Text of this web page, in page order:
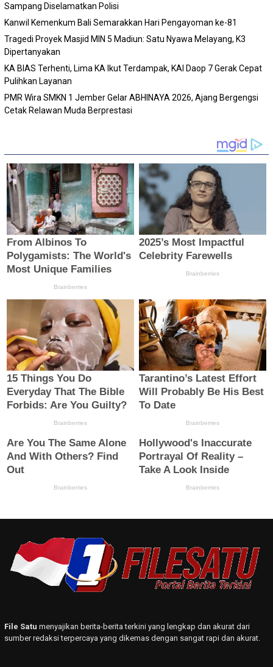
Sampang Diselamatkan Polisi
Kanwil Kemenkum Bali Semarakkan Hari Pengayoman ke-81
Tragedi Proyek Masjid MIN 5 Madiun: Satu Nyawa Melayang, K3
Dipertanyakan
KA BIAS Terhenti, Lima KA Ikut Terdampak, KAI Daop 7 Gerak Cepat
Pulihkan Layanan
PMR Wira SMKN 1 Jember Gelar ABHINAYA 2026, Ajang Bergengsi
Cetak Relawan Muda Berprestasi
File Satu menyajikan berita-berita terkini yang lengkap dan akurat dari
sumber redaksi terpercaya yang dikemas dengan sangat rapi dan akurat.